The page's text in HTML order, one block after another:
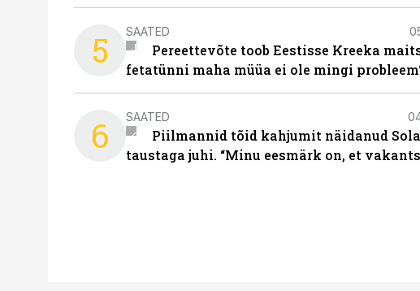
5 SAATED
Pereettevõte toob Eestisse Kreeka
fetatünni maha müüa ei ole mingi
6 SAATED
Piilmannid tõid kahjumit näidanud
taustaga juhi. “Minu eesmärk on, et